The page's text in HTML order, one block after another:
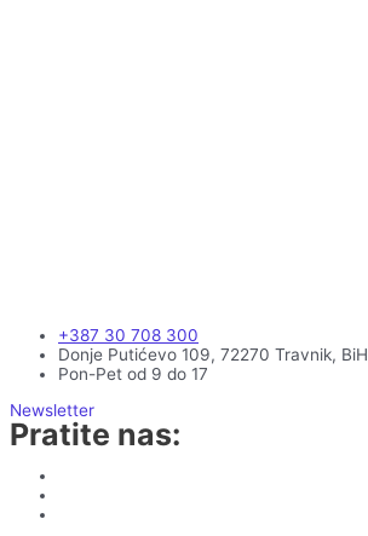
+387 30 708 300
Donje Putićevo 109, 72270 Travnik, BiH
Pon-Pet od 9 do 17
Newsletter
Pratite nas: